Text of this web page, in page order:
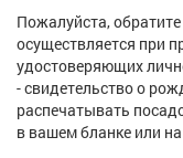
Пожалуйста,
осуществляется при
удостоверяющих
- свидетельство о
распечатывать
в вашем бланке или